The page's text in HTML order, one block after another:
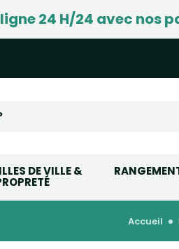
24 H/24 avec nos
DE VILLE &
accueil